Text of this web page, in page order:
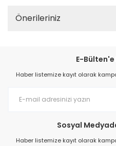
Önerileriniz
E-Bülten'e
Haber listemize kayıt olarak
Sosyal
Haber listemize kayıt olarak